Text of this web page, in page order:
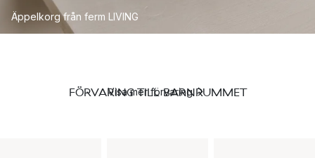
Äppelkorg från ferm LIVING
FÖRVARING TILL BARNRUMMET
Visa mer förvaring